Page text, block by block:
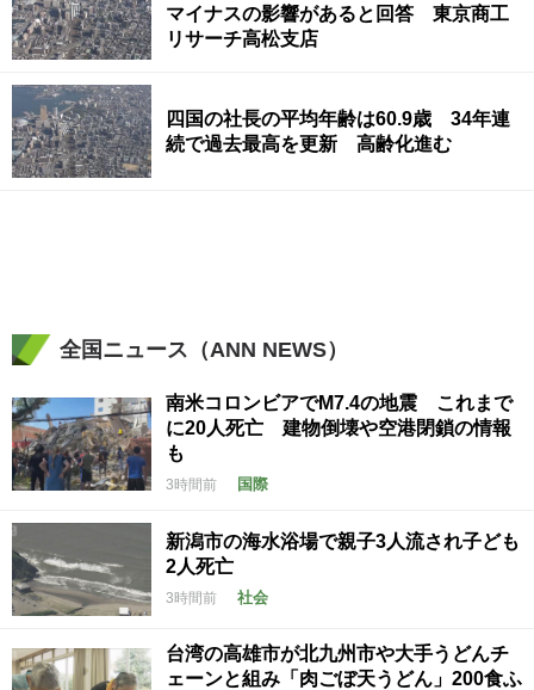
マイナスの影響があると回答 東京商工
リサーチ高松支店
四国の社長の平均年齢は60.9歳 34年連
続で過去最高を更新 高齢化進む
全国ニュース（ANN NEWS）
南米コロンビアでM7.4の地震 これまで
に20人死亡 建物倒壊や空港閉鎖の情報
も
3時間前 国際
新潟市の海水浴場で親子3人流され子ども
2人死亡
3時間前 社会
台湾の高雄市が北九州市や大手うどんチ
ェーンと組み「肉ごぼ天うどん」200食ふ